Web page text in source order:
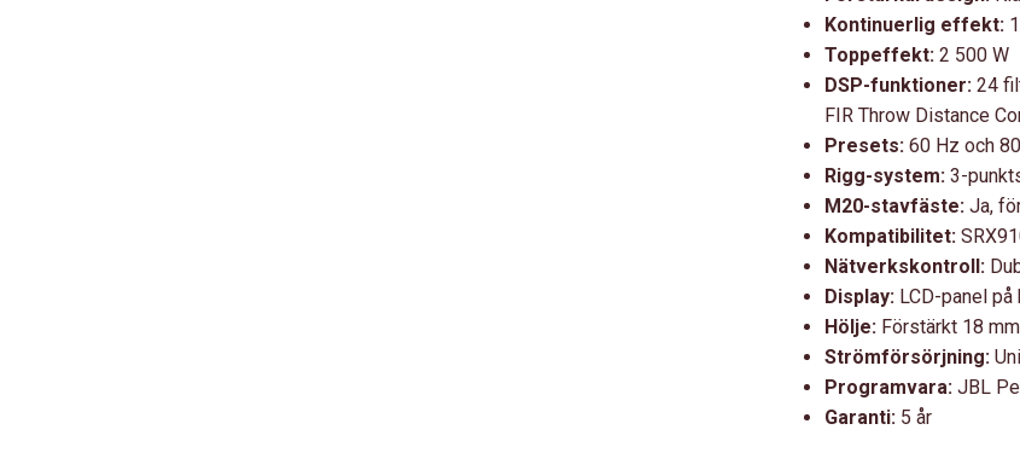
Kontinuerlig effekt:1
Toppeffekt:2 500 W
DSP-funktioner:24
FIR Throw Distance
Presets:60 Hz och
Rigg-system:3-
M20-stavfäste:Ja,
Kompatibilitet:
Nätverkskontroll:
Display:LCD-panel på
Hölje:Förstärkt 18
Strömförsörjning:
Programvara:JBL
Garanti:5 år